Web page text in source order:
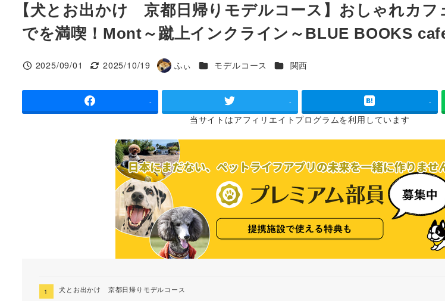
【犬とお出かけ 京都日帰りモデルコース】おしゃれカフ
でを満喫！Mont～蹴上インクライン～BLUE BOOKS
投稿日
2025/09/01
更新日
2025/10/19
著
ふぃ カテゴリー
モデルコース カテゴリー
関西
- - -
当サイトはアフィリエイトプログラムを利用しています
犬とお出かけ 京都日帰りモデルコース